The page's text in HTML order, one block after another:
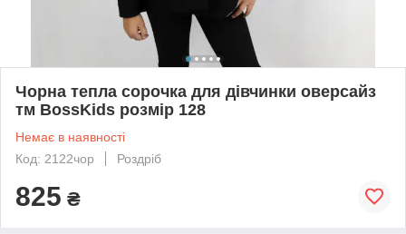
Чорна тепла сорочка для дівчинки оверсайз
тм BossKids розмір 128
Немає в наявності
Код: 2122чор
Роздріб
825 ₴